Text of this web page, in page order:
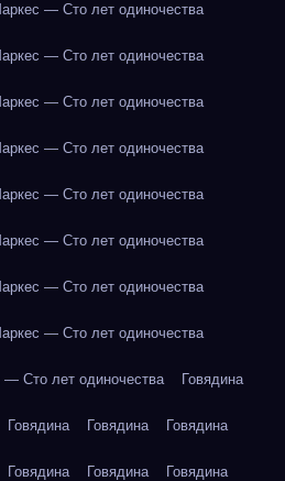
— Сто лет одиночества
— Сто лет одиночества
— Сто лет одиночества
— Сто лет одиночества
— Сто лет одиночества
— Сто лет одиночества
— Сто лет одиночества
— Сто лет одиночества
— Сто лет одиночества Говядина
Говядина Говядина Говядина
Говядина Говядина Говядина